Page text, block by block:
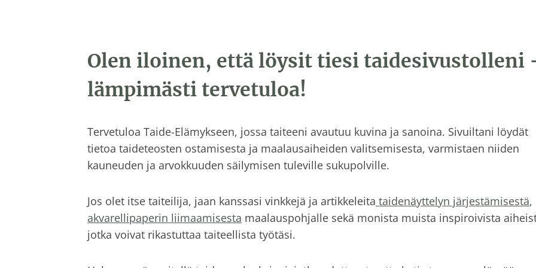
Olen iloinen, että löysit tiesi taidesivustolleni
lämpimästi tervetuloa!
Tervetuloa Taide-Elämykseen, jossa taiteeni avautuu kuvina ja sanoina. Sivuiltani löydät
tietoa taideteosten ostamisesta ja maalausaiheiden valitsemisesta, varmistaen niiden
kauneuden ja arvokkuuden säilymisen tuleville sukupolville.
Jos olet itse taiteilija, jaan kanssasi vinkkejä ja artikkeleita taidenäyttelyn järjestämisestä,
akvarellipaperin liimaamisesta maalauspohjalle sekä monista muista inspiroivista
jotka voivat rikastuttaa taiteellista työtäsi.